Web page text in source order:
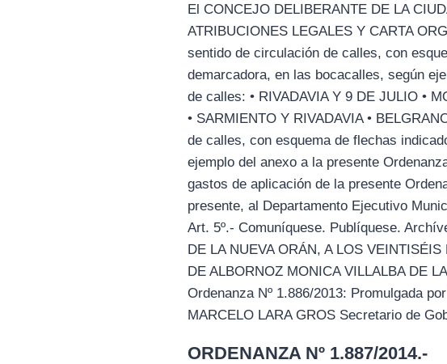
El CONCEJO DELIBERANTE DE LA
ATRIBUCIONES LEGALES Y CARTA
sentido de circulación de calles, con
demarcadora, en las bocacalles, según
de calles: • RIVADAVIA Y 9 DE JULIO •
• SARMIENTO Y RIVADAVIA •
de calles, con esquema de flechas
ejemplo del anexo a la presente
gastos de aplicación de la presente
presente, al Departamento Ejecutivo
Art. 5º.- Comuníquese. Publíquese.
DE LA NUEVA ORÁN, A LOS
DE ALBORNOZ MONICA VILLALBA DE
Ordenanza Nº 1.886/2013: Promulgada
MARCELO LARA GROS Secretario de
ORDENANZA Nº 1.887/2014.-